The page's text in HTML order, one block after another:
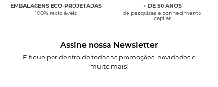
EMBALAGENS ECO-PROJETADAS
100% recicláveis
+ DE 50 ANOS
de pesquisas e conhecimento
capilar
Assine nossa Newsletter
E fique por dentro de todas as promoções, novidades e
muito mais!